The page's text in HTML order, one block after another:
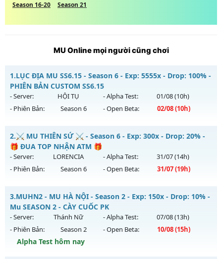
Season 16-20
Season 21
MU Online mọi người cũng chơi
1.LỤC ĐỊA MU SS6.15 - Season 6 - Exp: 5555x - Drop: 100% -
PHIÊN BẢN CUSTOM SS6.15
- Server: HỘI TỤ - Alpha Test: 01/08(10h)
- Phiên Bản:
Season 6 - Open Beta: 02/08(10h)
LỤC ĐỊA MU SS6.15 - PHIÊN BẢN CUSTOM SS6.15
Mu mới ra tháng 08 2026 - Mở máy chủ
ngày 02/08/2626
Exp: 5555x - Drop: 100%
Thể loại: Mu Custom thêm đồ mới
Antihack: SPK
2.⚔️ MU THIÊN SỨ ⚔️ - Season 6 - Exp: 300x - Drop: 20% -
🎁 ĐUA TOP NHẬN ATM 🎁
- Server: LORENCIA - Alpha Test: 31/07(14h)
- Phiên Bản:
Season 6 - Open Beta: 31/07(19h)
⚔️ MU THIÊN SỨ ⚔️ - 🎁 ĐUA TOP NHẬN ATM 🎁
Mu mới ra tháng 07 2026 - Mở máy chủ
ngày 31/07/2626
Exp: 300x - Drop: 20%
Kiểu reset: Reset In Game
3.MUHN2 - MU HÀ NỘI - Season 2 - Exp: 150x - Drop: 10% -
Mu SEASON 2 - CÀY CUỐC PK
- Server: Thánh Nữ - Alpha Test: 07/08(13h)
- Phiên Bản:
Season 2 - Open Beta: 10/08(15h)
Alpha Test hôm nay